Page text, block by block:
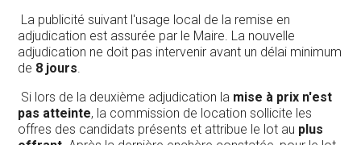
La publicité suivant l'usage local de la remise en
adjudication est assurée par le Maire. La nouvelle
adjudication ne doit pas intervenir avant un délai minimum
de 8 jours.
Si lors de la deuxième adjudication la mise à prix n'est
pas atteinte, la commission de location sollicite les
offres des candidats présents et attribue le lot au plus